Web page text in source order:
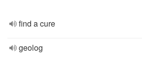
find a cure
geolog